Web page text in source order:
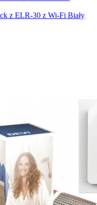
z ELR-30 z Wi-Fi Biały